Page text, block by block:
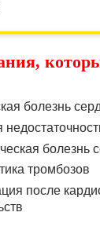
болезнь
болезнь
тромбозов
после